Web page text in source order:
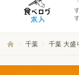
千葉 千葉 大盛